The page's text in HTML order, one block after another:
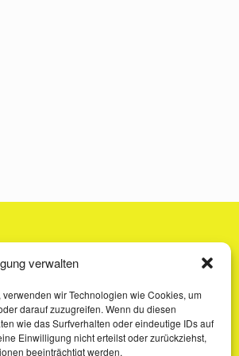
verwalten
wir Technologien wie Cookies, um
darauf zuzugreifen. Wenn du diesen
wie das Surfverhalten oder eindeutige IDs auf
Einwilligung nicht erteilst oder zurückziehst,
beeinträchtigt werden.